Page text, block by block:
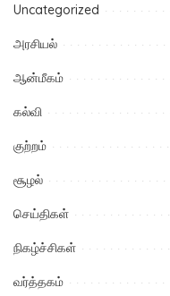
Uncategorized
அரசியல்
ஆன்மீகம்
கல்வி
குற்றம்
சூழல்
செய்திகள்
நிகழ்ச்சிகள்
வர்த்தகம்